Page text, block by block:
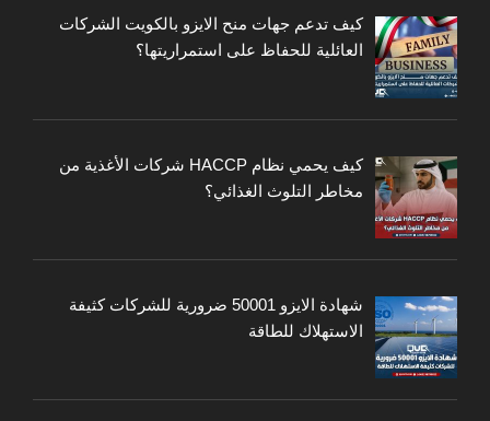
كيف تدعم جهات منح الايزو بالكويت الشركات
العائلية للحفاظ على استمراريتها؟
كيف يحمي نظام HACCP شركات الأغذية من
مخاطر التلوث الغذائي؟
شهادة الايزو 50001 ضرورية للشركات كثيفة
الاستهلاك للطاقة